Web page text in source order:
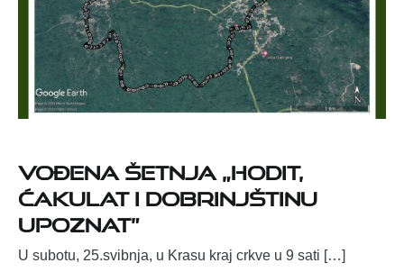
Vođena šetnja „Hodit,
ćakulat i Dobrinjštinu
upoznat”
U subotu, 25.svibnja, u Krasu kraj crkve u 9 sati […]